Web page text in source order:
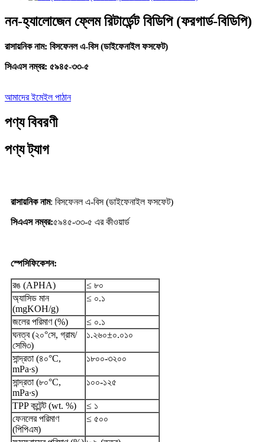
নন-হ্যালোজেন ফ্লেম রিটার্ডেন্ট বিডিপি (ফরগার্ড-বিডিপি)
রাসায়নিক নাম: বিসফেনল এ-বিস (ডাইফেনাইল ফসফেট)
সিএএস নম্বর: ৫৯৪৫-৩৩-৫
আমাদের ইমেইল পাঠান
পণ্য বিবরণী
পণ্য ট্যাগ
রাসায়নিক নাম: বিসফেনল এ-বিস (ডাইফেনাইল ফসফেট)
সিএএস নম্বর:৫৯৪৫-৩৩-৫ এর কীওয়ার্ড
স্পেসিফিকেশন:
রঙ (APHA)
≤ ৮০
অ্যাসিড মান
(mgKOH/g)
≤ ০.১
জলের পরিমাণ (%)
≤ ০.১
ঘনত্ব (২০°সে, গ্রাম/
সেমি৩)
১.২৬০±০.০১০
সান্দ্রতা (৪০°C,
mPa∙s)
১৮০০-৩২০০
সান্দ্রতা (৮০°C,
mPa∙s)
১০০-১২৫
TPP কন্টেন্ট (wt. %)
≤ ১
ফেনলের পরিমাণ
(পিপিএম)
≤ ৫০০